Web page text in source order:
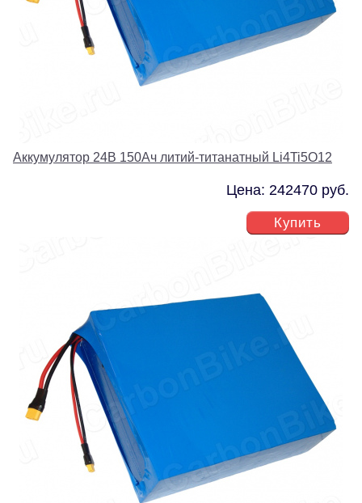
Аккумулятор 24В 150Ач литий-титанатный Li4Ti5O12
Цена: 242470 руб.
Купить